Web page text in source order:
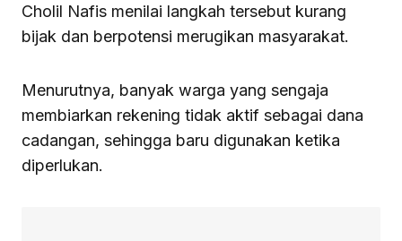
Cholil Nafis menilai langkah tersebut kurang
bijak dan berpotensi merugikan masyarakat.
Menurutnya, banyak warga yang sengaja
membiarkan rekening tidak aktif sebagai dana
cadangan, sehingga baru digunakan ketika
diperlukan.